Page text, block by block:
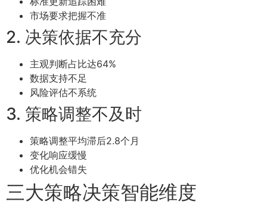
市场要求把握不准
2. 决策依据不充分
主观判断占比达64%
数据支持不足
风险评估不系统
3. 策略调整不及时
策略调整平均滞后2.8个月
变化响应缓慢
优化机会错失
三大策略决策智能维度